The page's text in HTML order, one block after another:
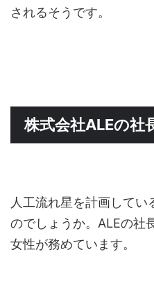
されるそうです。
株式会社ALEの社
人工流れ星を計画して
のでしょうか。ALEの社
女性が務めています。